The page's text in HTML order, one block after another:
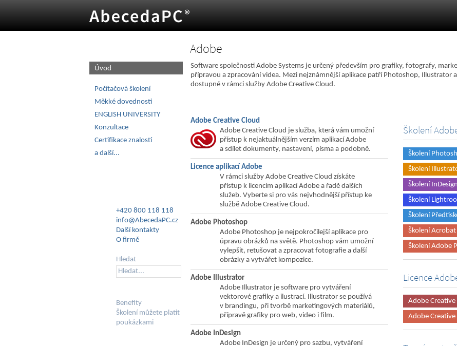
Adobe
Software společnosti Adobe Systems je určený především pro grafiky, fotografy,
přípravou a zpracování videa. Mezi nejznámnější aplikace patří Photoshop, Illustrator
dostupné v rámci služby Adobe Creative Cloud.
Adobe Creative Cloud
Adobe Creative Cloud je služba, která vám umožní
přístup k nejaktuálnějším verzím aplikací Adobe
a sdílet dokumenty, nastavení, písma a podobně.
Licence aplikací Adobe
V rámci služby Adobe Creative Cloud získáte
přístup k licencím aplikací Adobe a řadě dalších
služeb. Vyberte si pro vás nejvhodnější přístup ke
službě Adobe Creative Cloud.
Adobe Photoshop
Adobe Photoshop je nejpokročilejší aplikace pro
úpravu obrázků na světě. Photoshop vám umožní
vylepšit, retušovat a zpracovat fotografie a další
obrázky a vytvářet kompozice.
Adobe Illustrator
Adobe Illustrator je software pro vytváření
vektorové grafiky a ilustrací. Illustrator se používá
v brandingu, při tvorbě marketingových materiálů,
přípravě grafiky pro web, video i film.
Adobe InDesign
Adobe InDesign je určený pro sazbu, vytváření
Školení
Školení
Školení
Školení InDesign
Školení
Školení
Školení Acrobat
Školení Adobe
Licence
Adobe Creative
Adobe
Úvod
Počítačová školení
Měkké dovednosti
ENGLISH UNIVERSITY
Konzultace
Certifikace znalostí
a další...
+420 800 118 118
info@AbecedaPC.cz
Další kontakty
O firmě
Hledat
Benefity
Školení můžete platit
poukázkami